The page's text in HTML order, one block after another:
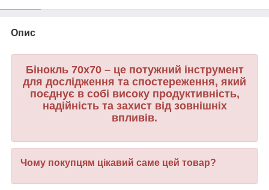
Опис
Бінокль 70x70 – це потужний інструмент
для дослідження та спостереження, який
поєднує в собі високу продуктивність,
надійність та захист від зовнішніх
впливів.
Чому покупцям цікавий саме цей товар?